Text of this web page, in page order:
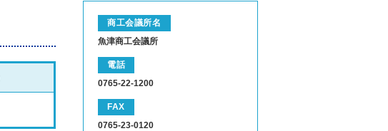
商工会議所名
魚津商工会議所
電話
0765-22-1200
FAX
0765-23-0120